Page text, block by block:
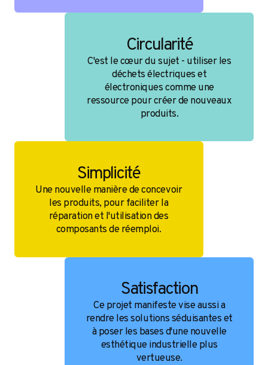
Circularité
C'est le cœur du sujet - utiliser les
déchets électriques et
électroniques comme une
ressource pour créer de nouveaux
produits.
Simplicité
Une nouvelle manière de concevoir
les produits, pour faciliter la
réparation et l'utilisation des
composants de réemploi.
Satisfaction
Ce projet manifeste vise aussi a
rendre les solutions séduisantes et
à poser les bases d'une nouvelle
esthétique industrielle plus
vertueuse.